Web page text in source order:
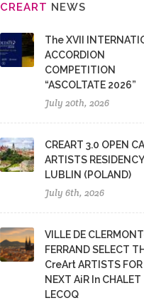
CREART NEWS
The XVII
ACCORDION
COMPETITION
“ASCOLTATE 2026”
July 20th, 2026
CREART 3.0 OPEN
ARTISTS
LUBLIN (POLAND)
July 6th, 2026
VILLE DE
FERRAND SELECT
CreArt ARTISTS
NEXT AiR In CHALET
LECOQ